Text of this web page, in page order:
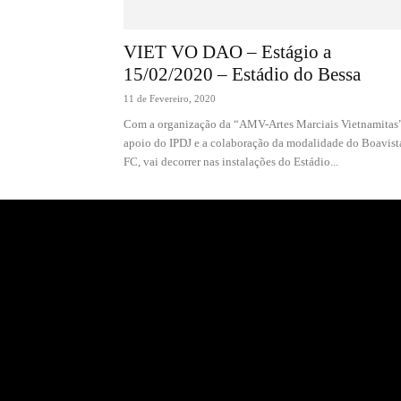
VIET VO DAO – Estágio a
15/02/2020 – Estádio do Bessa
11 de Fevereiro, 2020
Com a organização da “AMV-Artes Marciais
apoio do IPDJ e a colaboração da modalidade do
FC, vai decorrer nas instalações do Estádio...